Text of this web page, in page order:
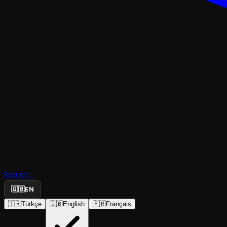
Search...
🇬🇧EN
🇹🇷Türkçe 🇬🇧English 🇫🇷Français
mu?